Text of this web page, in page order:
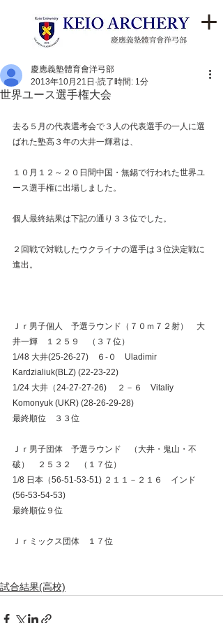
世界ユース選手権大会
慶應義塾體育會洋弓部
2013年10月21日 読了時間: 1分
去る５月の代表選考会で３人の代表選手の一人に選
ばれた塾高３年の大井一輝君は、
１０月１２～２０日間中国・無錫で行われた世界ユ
ース選手権に出場しました。
個人最終結果は下記の通り３３位でした。
２回戦で対戦したウクライナの選手は３位決定戦に
進出。
Ｊｒ男子個人　予選ラウンド（７０ｍ７２射）　大
井一輝　１２５９　（３７位）
1/48 大井(25-26-27)　６-０　Uladimir
Kardzialiuk(BLZ) (22-23-22)
1/24 大井（24-27-27-26) 　２－６　Vitaliy
Komonyuk (UKR) (28-26-29-28)
最終順位　３３位
Ｊｒ男子団体　予選ラウンド　（大井・鬼山・不
破）　２５３２　（１７位）
1/8 日本（56-51-53-51) ２１１－２１６　インド
(56-53-54-53)
最終順位９位
Ｊｒミックス団体　１７位
試合結果(高校)